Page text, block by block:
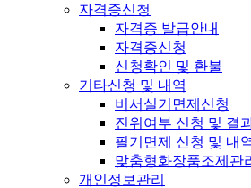
자격증신청
자격증 발급안내
자격증신청
신청확인 및 환불
기타신청 및 내역
비서실기면제신청
진위여부 신청 및 결
필기면제 신청 및 내
맞춤형화장품조제관
개인정보관리